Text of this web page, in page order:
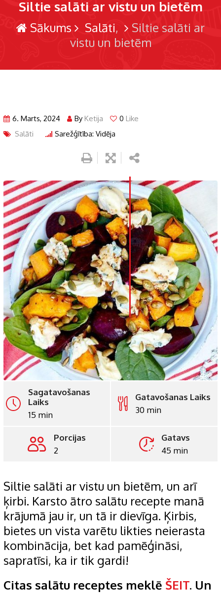
Siltie salāti ar vistu un bietēm
Sākums Salāti
Siltie salāti ar
vistu un bietēm
6. Marts, 2024 By Ketija 0 Like
Salāti
Sarežģītība: Vidēja
LinkedIn
Whatsapp
Pinterest
Print
Sagatavošanas
Laiks
15 min
Gatavošanas Laiks
30 min
Porcijas
2
Gatavs
45 min
Siltie salāti ar vistu un bietēm, un arī
ķirbi. Karsto ātro salātu recepte manā
krājumā jau ir, un tā ir dievīga. Ķirbis,
bietes un vista varētu likties neierasta
kombinācija, bet kad pamēģināsi,
sapratīsi, ka ir tik gardi!
Citas salātu receptes meklē ŠEIT. Un